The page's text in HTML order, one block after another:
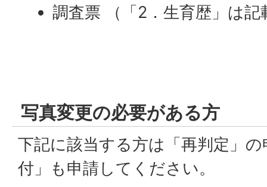
調査票 （「2．生育歴」は記
写真変更の必要がある方
下記に該当する方は「再判定」
付」も申請してください。